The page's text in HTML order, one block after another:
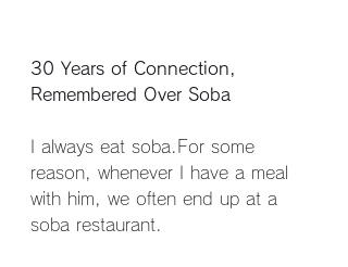
30 Years of Connection,
Remembered Over Soba
I always eat soba.For some
reason, whenever I have a meal
with him, we often end up at a
soba restaurant.